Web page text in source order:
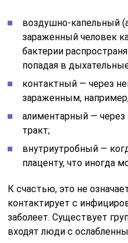
воздушно-капельный
зараженный человек
бактерии
попадая в
контактный — через
зараженным,
алиментарный —
тракт;
внутриутробный —
плаценту, что иногда
К счастью, это не
контактирует с
заболеет. Существует
входят люди с